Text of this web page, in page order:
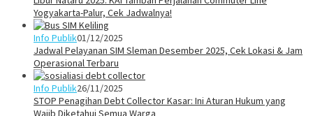
Yogyakarta-Palur, Cek Jadwalnya!
Info Publik01/12/2025
Jadwal Pelayanan SIM Sleman Desember 2025, Cek Lokasi & Jam
Operasional Terbaru
Info Publik26/11/2025
STOP Penagihan Debt Collector Kasar: Ini Aturan Hukum yang
Wajib Diketahui Semua Warga